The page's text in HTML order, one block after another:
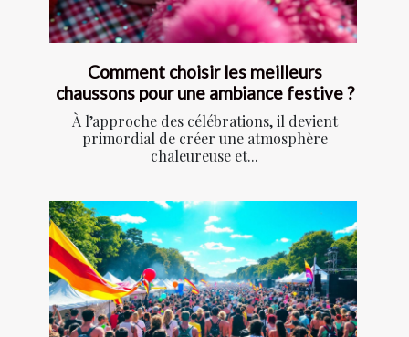
Comment choisir les meilleurs
chaussons pour une ambiance festive ?
À l’approche des célébrations, il devient
primordial de créer une atmosphère
chaleureuse et...